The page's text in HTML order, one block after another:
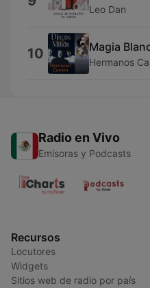
Leo Dan
10 Magia
Hermanos
Radio en Vivo
Emisoras y Podcasts
Recursos
Locutores
Widgets
Sitios web de radio por país